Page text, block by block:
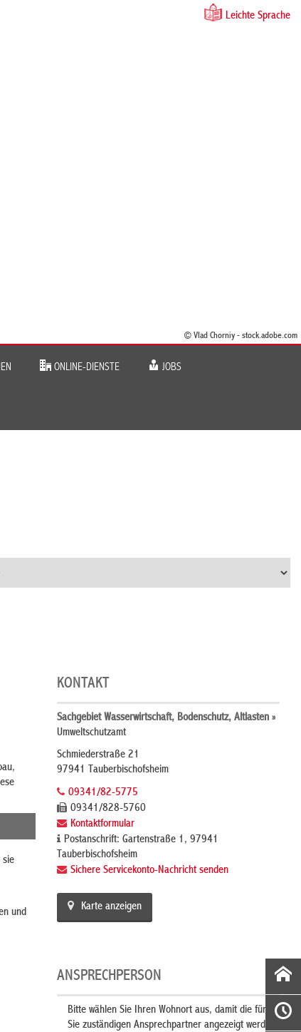
Leichte Sprache
© Vlad Chorniy - stock.adobe.com
ONLINE-DIENSTE JOBS
sie
und
KONTAKT
Sachgebiet Wasserwirtschaft, Bodenschutz, Altlasten »
Umweltschutzamt
Schmiederstraße 21
97941 Tauberbischofsheim
09341/82-5775
09341/828-5760
Kontaktformular
Postanschrift: Gartenstraße 1, 97941
Tauberbischofsheim
Sichere Servicekonto-Nachricht senden
Karte anzeigen
ANSPRECHPERSON
Bitte wählen Sie Ihren Wohnort aus, damit die für
Sie zuständigen Ansprechpartner angezeigt werden